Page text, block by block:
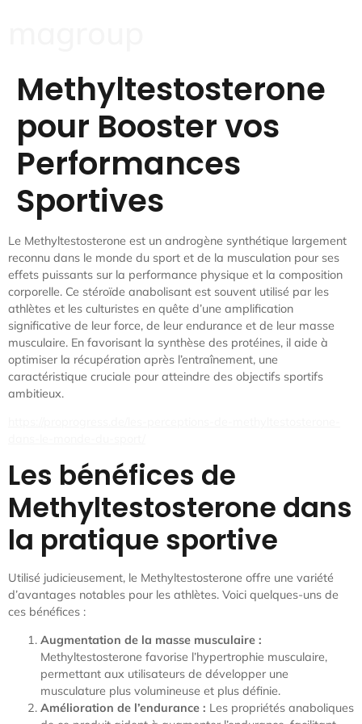
Methyltestosterone
pour Booster vos
Performances
Sportives
Le Methyltestosterone est un androgène synthétique largement
reconnu dans le monde du sport et de la musculation pour ses
effets puissants sur la performance physique et la composition
corporelle. Ce stéroïde anabolisant est souvent utilisé par les
athlètes et les culturistes en quête d’une amplification
significative de leur force, de leur endurance et de leur masse
musculaire. En favorisant la synthèse des protéines, il aide à
optimiser la récupération après l’entraînement, une
caractéristique cruciale pour atteindre des objectifs sportifs
ambitieux.
Les bénéfices de
Methyltestosterone dans
la pratique sportive
Utilisé judicieusement, le Methyltestosterone offre une variété
d’avantages notables pour les athlètes. Voici quelques-uns de
ces bénéfices :
Augmentation de la masse musculaire :
Methyltestosterone favorise l’hypertrophie musculaire,
permettant aux utilisateurs de développer une
musculature plus volumineuse et plus définie.
Amélioration de l’endurance : Les propriétés anaboliques